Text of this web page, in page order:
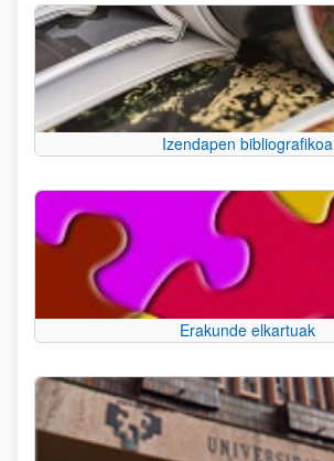
Izendapen bibliografikoa
Erakunde elkartuak